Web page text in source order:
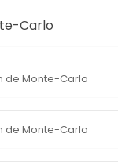
Carlo
de Monte-Carlo
de Monte-Carlo